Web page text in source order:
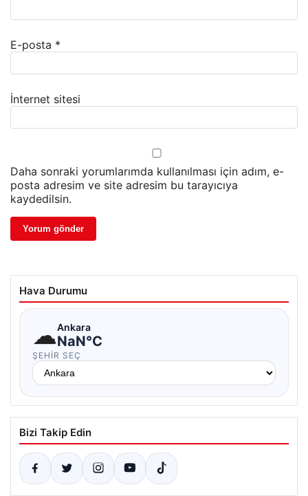
E-posta *
İnternet sitesi
Daha sonraki yorumlarımda kullanılması için adım, e-
posta adresim ve site adresim bu tarayıcıya
kaydedilsin.
Hava Durumu
☁Ankara
NaN°C
ŞEHIR SEÇ
Bizi Takip Edin